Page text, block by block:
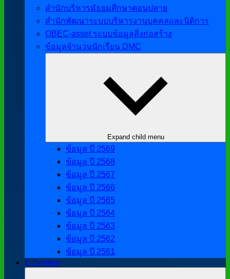
สำนักบริหารมัธยมศึกษาตอนปลาย
สำนักพัฒนาระบบบริหารงานบุคคลและนิติการ
OBEC-asset ระบบข้อมูลสิ่งก่อสร้าง
ข้อมูลจำนวนนักเรียน DMC
Expand child menu
ข้อมูล ปี 2569
ข้อมูล ปี 2568
ข้อมูล ปี 2567
ข้อมูล ปี 2566
ข้อมูล ปี 2565
ข้อมูล ปี 2564
ข้อมูล ปี 2563
ข้อมูล ปี 2562
ข้อมูล ปี 2561
E-Service